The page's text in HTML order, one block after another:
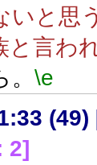
いと思
と言わ
\e
(49)
2]